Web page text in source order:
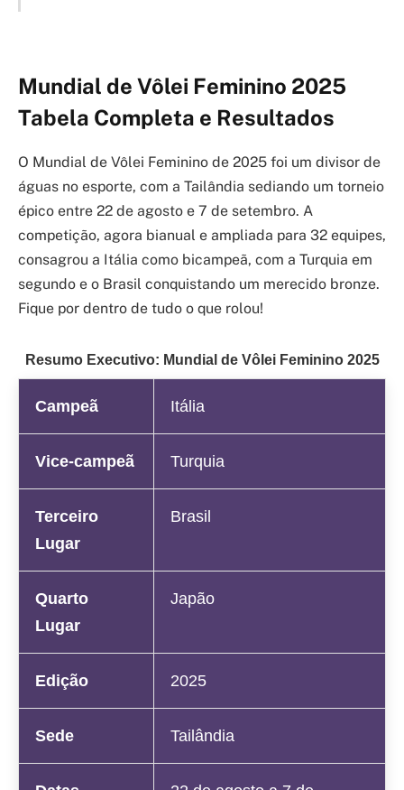
Mundial de Vôlei Feminino 2025
Tabela Completa e Resultados
O Mundial de Vôlei Feminino de 2025 foi um divisor de
águas no esporte, com a Tailândia sediando um torneio
épico entre 22 de agosto e 7 de setembro. A
competição, agora bianual e ampliada para 32 equipes,
consagrou a Itália como bicampeã, com a Turquia em
segundo e o Brasil conquistando um merecido bronze.
Fique por dentro de tudo o que rolou!
Resumo Executivo: Mundial de Vôlei Feminino 2025
Campeã Itália
Vice-campeã Turquia
Terceiro
Lugar
Brasil
Quarto
Lugar
Japão
Edição 2025
Sede Tailândia